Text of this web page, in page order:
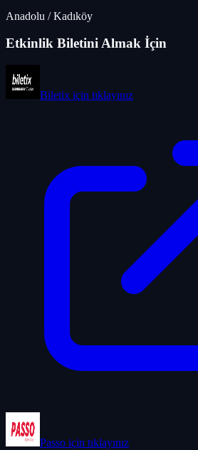
Anadolu /Kadıköy
Etkinlik Biletini Almak İçin
Biletix için tıklayınız
Passo için tıklayınız